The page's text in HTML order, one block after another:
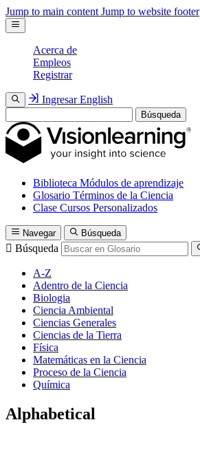
Jump to main content Jump to website footer
Acerca de
Empleos
Registrar
Ingresar English
Búsqueda
Biblioteca Módulos de aprendizaje
Glosario Términos de la Ciencia
Clase Cursos Personalizados
Navegar Búsqueda
Búsqueda
A-Z
Adentro de la Ciencia
Biologia
Ciencia Ambiental
Ciencias Generales
Ciencias de la Tierra
Física
Matemáticas en la Ciencia
Proceso de la Ciencia
Química
Alphabetical